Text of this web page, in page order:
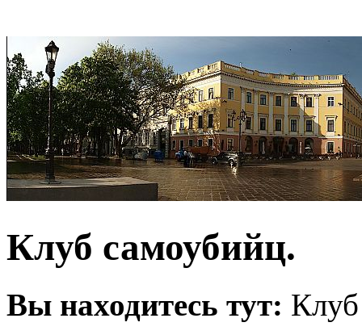
Клуб самоубийц.
Вы находитесь тут: